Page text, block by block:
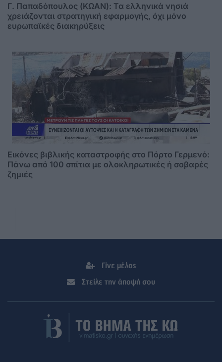
Γ. Παπαδόπουλος (ΚΩΑΝ): Τα ελληνικά νησιά
χρειάζονται στρατηγική εφαρμογής, όχι μόνο
ευρωπαϊκές διακηρύξεις
Εικόνες βιβλικής καταστροφής στο Πόρτο Γερμενό:
Πάνω από 100 σπίτια με ολοκληρωτικές ή σοβαρές
ζημιές
Γίνε μέλος
Στείλε την άποψή σου